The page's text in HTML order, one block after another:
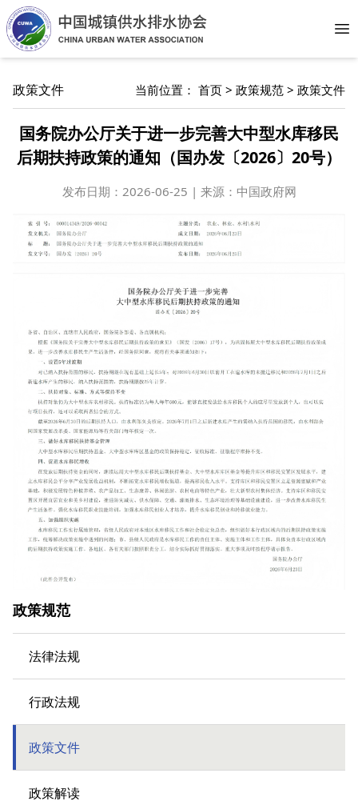
政策规范
法律法规
行政法规
政策文件
政策解读
政策文件 当前位置： 首页 > 政策规范 > 政策文件
国务院办公厅关于进一步完善大中型水库移民
后期扶持政策的通知（国办发〔2026〕20号）
发布日期： 2026-06-25 | 来源：中国政府网